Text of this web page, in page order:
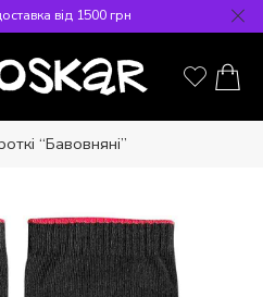
від 1500 грн
“Бавовняні”